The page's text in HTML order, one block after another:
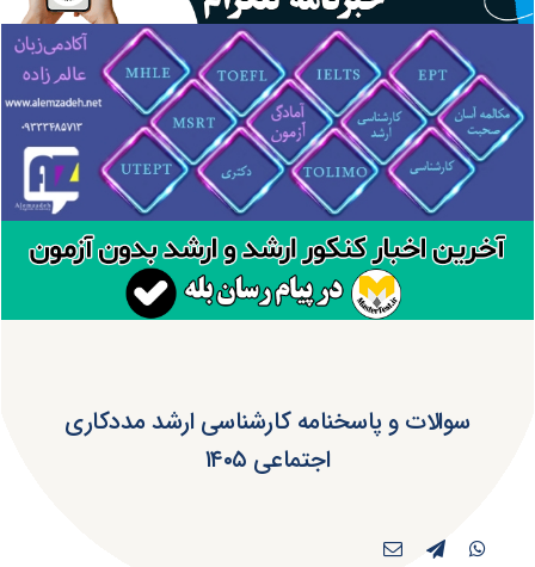
سوالات و پاسخنامه کارشناسی ارشد مددکاری
اجتماعی ۱۴۰۵